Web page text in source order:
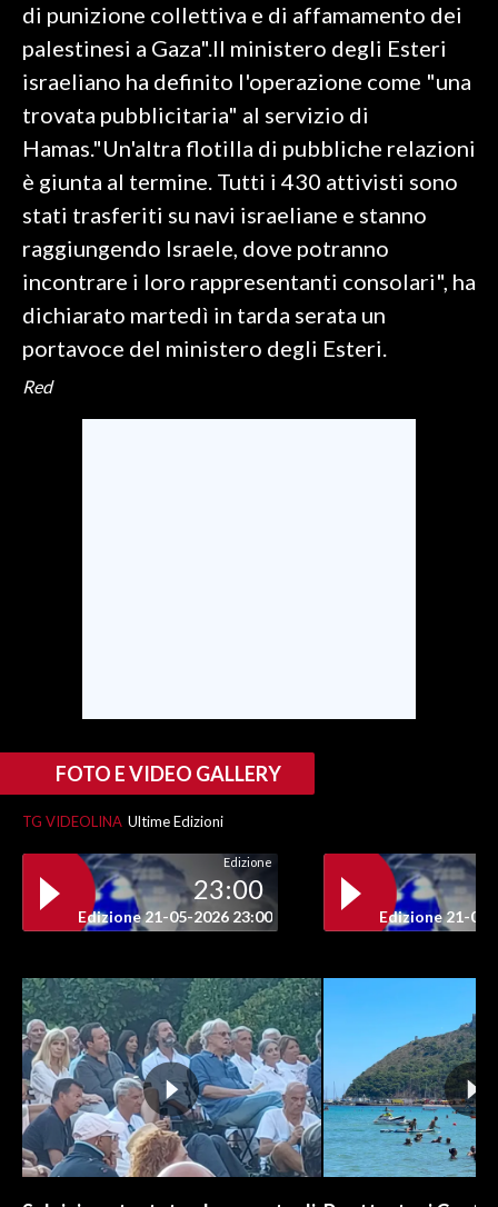
di punizione collettiva e di affamamento dei
palestinesi a Gaza".Il ministero degli Esteri
israeliano ha definito l'operazione come "una
trovata pubblicitaria" al servizio di
Hamas."Un'altra flotilla di pubbliche relazioni
è giunta al termine. Tutti i 430 attivisti sono
stati trasferiti su navi israeliane e stanno
raggiungendo Israele, dove potranno
incontrare i loro rappresentanti consolari", ha
dichiarato martedì in tarda serata un
portavoce del ministero degli Esteri.
Red
FOTO E VIDEO GALLERY
TG VIDEOLINA Ultime Edizioni
Edizione
23:00
Edizione 21-05-2026 23:00 Edizione 21-05-